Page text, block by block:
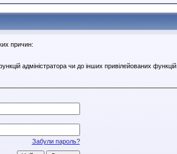
причин:
адміністратора чи до інших привілейованих функцій.
Забули пароль?